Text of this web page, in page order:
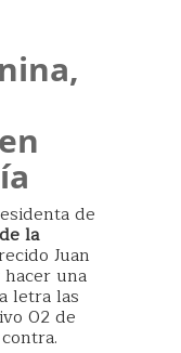
de
la
Juan
una
letra las
02 de